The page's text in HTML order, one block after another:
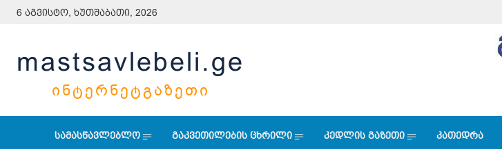
6 აგვისტო, ხუთშაბათი, 2026
mastsavlebeli.ge
ᲘᲜᲢᲔᲠᲜᲔᲢᲒᲐᲖᲔᲗᲘ
სამასწავლებლო გაკვეთილების ცხრილი კედლის გაზეთი კათედრა